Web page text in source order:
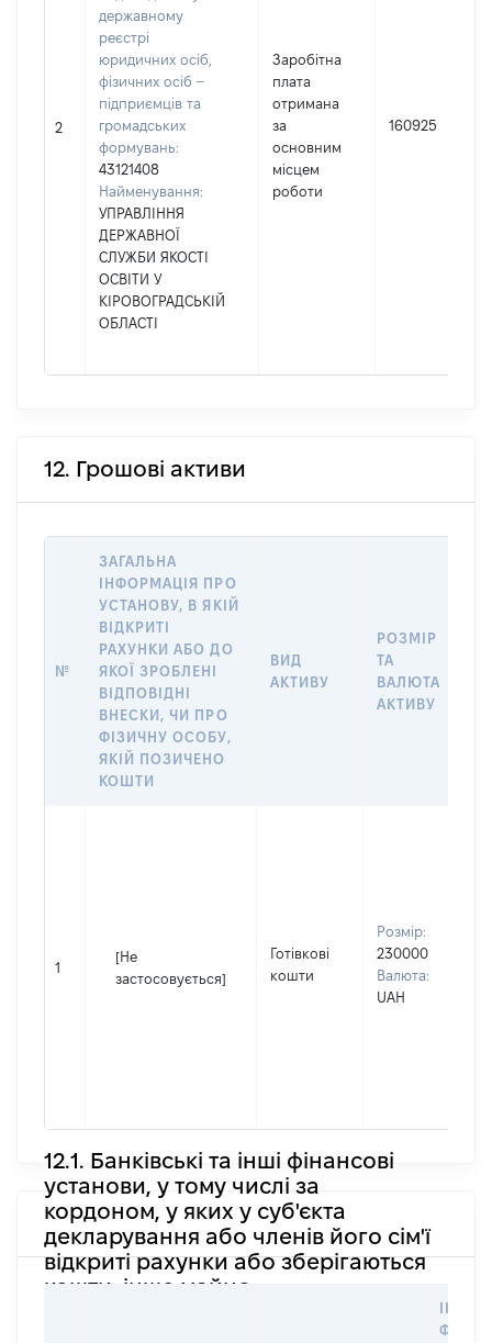
2
державному
реєстрі
юридичних осіб,
фізичних осіб –
підприємців та
громадських
формувань:
43121408
Найменування:
УПРАВЛІННЯ
ДЕРЖАВНОЇ
СЛУЖБИ ЯКОСТІ
ОСВІТИ У
КІРОВОГРАДСЬКІЙ
ОБЛАСТІ
Заробітна
плата
отримана
за
основним
місцем
роботи
160925
12. Грошові активи
№
ЗАГАЛЬНА
ІНФОРМАЦІЯ ПРО
УСТАНОВУ, В ЯКІЙ
ВІДКРИТІ
РАХУНКИ АБО ДО
ЯКОЇ ЗРОБЛЕНІ
ВІДПОВІДНІ
ВНЕСКИ, ЧИ ПРО
ФІЗИЧНУ ОСОБУ,
ЯКІЙ ПОЗИЧЕНО
КОШТИ
ВИД
АКТИВУ
РОЗМІР
ТА
ВАЛЮТА
АКТИВУ
1
[Не
застосовується]
Готівкові
кошти
Розмір:
230000
Валюта:
UAH
12.1. Банківські та інші фінансові
установи, у тому числі за
кордоном, у яких у суб'єкта
декларування або членів його сім'ї
відкриті рахунки або зберігаються
кошти, інше майно